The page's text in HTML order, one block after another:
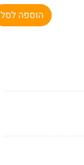
הוספה לסל